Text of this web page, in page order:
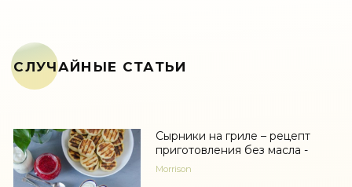
СЛУЧАЙНЫЕ СТАТЬИ
Сырники на гриле – рецепт
приготовления без масла -
Morrison